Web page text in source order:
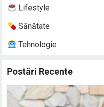
Lifestyle
Sănătate
Tehnologie
Postări Recente